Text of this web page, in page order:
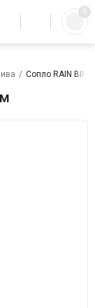
0
/ Сопло RAIN